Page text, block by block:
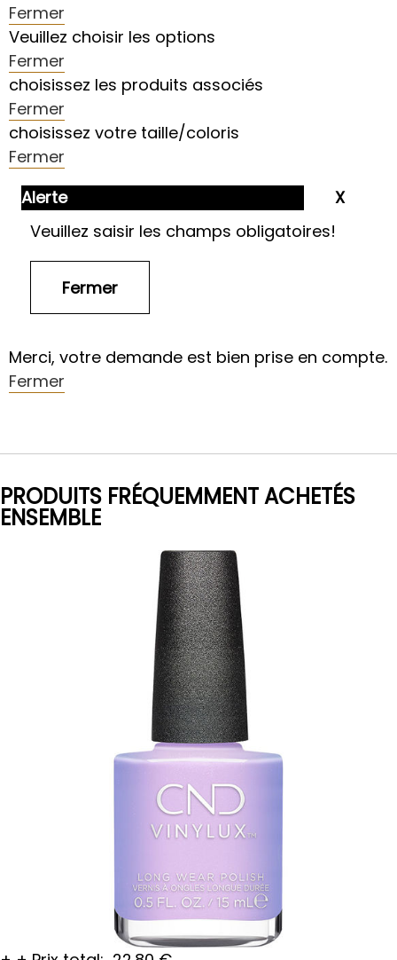
Fermer
Veuillez choisir les options
Fermer
choisissez les produits associés
Fermer
choisissez votre taille/coloris
Fermer
Alerte
Veuillez saisir les champs obligatoires!
Merci, votre demande est bien prise en compte.
Fermer
PRODUITS FRÉQUEMMENT ACHETÉS
ENSEMBLE